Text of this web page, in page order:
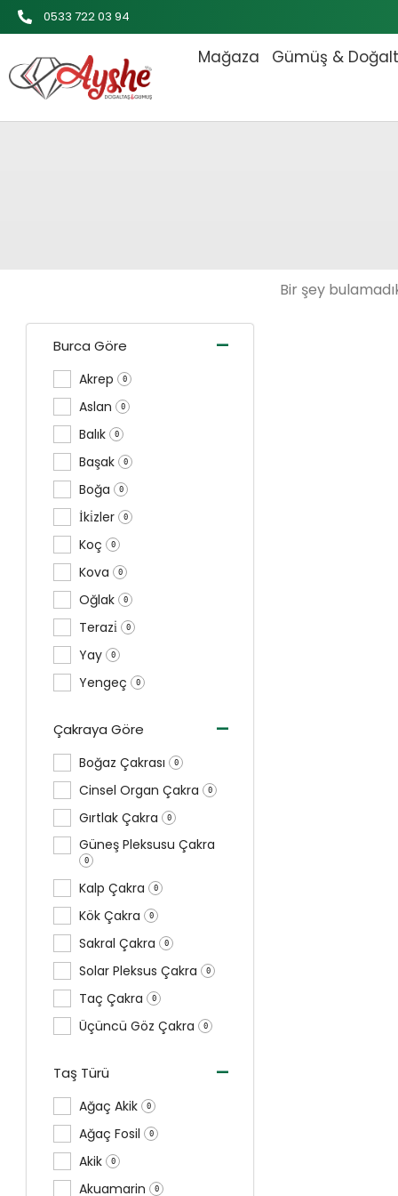
İçeriğe
atla
0533 722 03 94
Mağaza Gümüş &
Burca Göre -
Akrep 0
Aslan 0
Balık 0
Başak 0
Boğa 0
İki̇zler 0
Koç 0
Kova 0
Oğlak 0
Terazi̇ 0
Yay 0
Yengeç 0
Çakraya Göre -
Boğaz Çakrası 0
Cinsel Organ Çakra 0
Gırtlak Çakra 0
Güneş Pleksusu Çakra
0
Kalp Çakra 0
Kök Çakra 0
Sakral Çakra 0
Solar Pleksus Çakra 0
Taç Çakra 0
Üçüncü Göz Çakra 0
Taş Türü -
Ağaç Akik 0
Ağaç Fosil 0
Akik 0
Akuamarin 0
Bir şey